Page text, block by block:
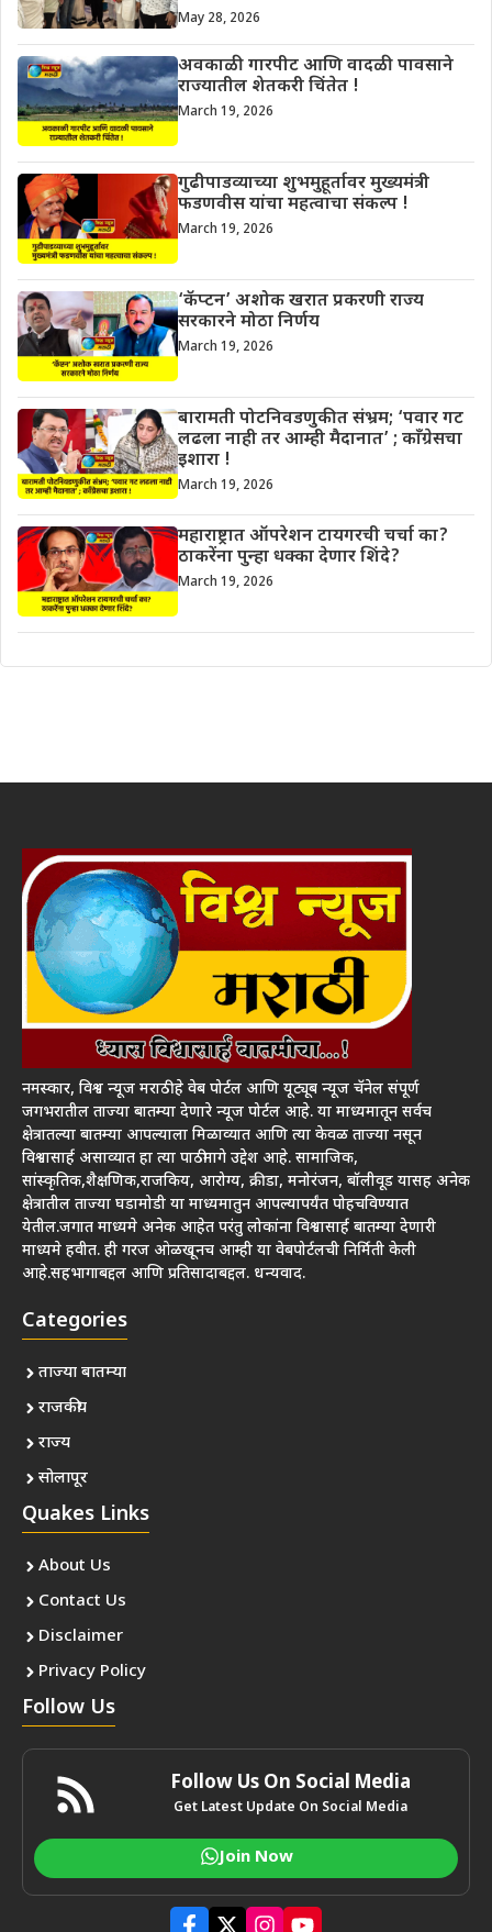
May 28, 2026
अवकाळी गारपीट आणि वादळी पावसाने
राज्यातील शेतकरी चिंतेत !
March 19, 2026
गुढीपाडव्याच्या शुभमुहूर्तावर मुख्यमंत्री
फडणवीस यांचा महत्वाचा संकल्प !
March 19, 2026
‘कॅप्टन’ अशोक खरात प्रकरणी राज्य
सरकारने मोठा निर्णय
March 19, 2026
बारामती पोटनिवडणुकीत संभ्रम; ‘पवार गट
लढला नाही तर आम्ही मैदानात’ ; काँग्रेसचा
इशारा !
March 19, 2026
महाराष्ट्रात ऑपरेशन टायगरची चर्चा का?
ठाकरेंना पुन्हा धक्का देणार शिंदे?
March 19, 2026
नमस्कार, विश्व न्यूज मराठी हे वेब पोर्टल आणि यूट्यूब न्यूज चॅनेल संपूर्ण
जगभरातील ताज्या बातम्या देणारे न्यूज पोर्टल आहे. या माध्यमातून सर्वच
क्षेत्रातल्या बातम्या आपल्याला मिळाव्यात आणि त्या केवळ ताज्या नसून
विश्वासार्ह असाव्यात हा त्या पाठीमागे उद्देश आहे. सामाजिक,
सांस्कृतिक,शैक्षणिक,राजकिय, आरोग्य, क्रीडा, मनोरंजन, बॉलीवूड यासह अनेक
क्षेत्रातील ताज्या घडामोडी या माध्यमातुन आपल्यापर्यंत पोहचविण्यात
येतील.जगात माध्यमे अनेक आहेत परंतु लोकांना विश्वासार्ह बातम्या देणारी
माध्यमे हवीत. ही गरज ओळखूनच आम्ही या वेबपोर्टलची निर्मिती केली
आहे.सहभागाबद्दल आणि प्रतिसादाबद्दल. धन्यवाद.
Categories
ताज्या बातम्या
राजकीय
राज्य
सोलापूर
Quakes Links
About Us
Contact Us
Disclaimer
Privacy Policy
Follow Us
Follow Us On Social Media
Get Latest Update On Social Media
Join Now